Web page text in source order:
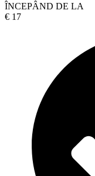
ÎNCEPÂND DE LA
€ 17